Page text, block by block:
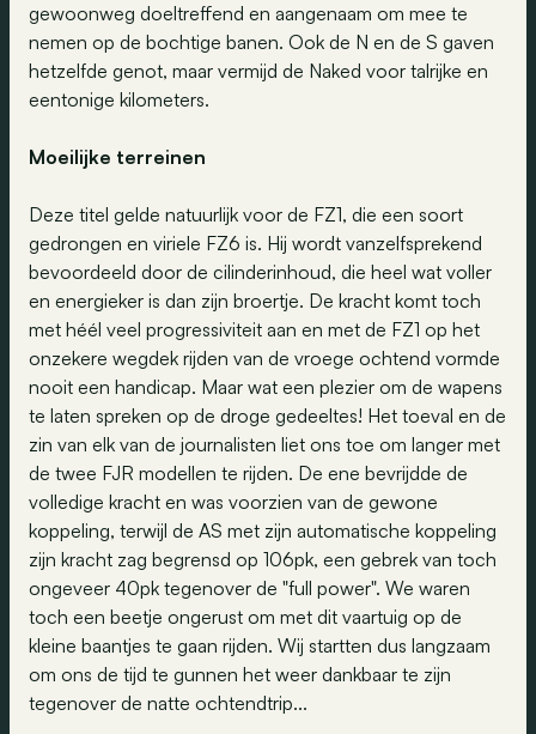
gewoonweg doeltreffend en aangenaam om mee te
nemen op de bochtige banen. Ook de N en de S gaven
hetzelfde genot, maar vermijd de Naked voor talrijke en
eentonige kilometers.
Moeilijke terreinen
Deze titel gelde natuurlijk voor de FZ1, die een soort
gedrongen en viriele FZ6 is. Hij wordt vanzelfsprekend
bevoordeeld door de cilinderinhoud, die heel wat voller
en energieker is dan zijn broertje. De kracht komt toch
met héél veel progressiviteit aan en met de FZ1 op het
onzekere wegdek rijden van de vroege ochtend vormde
nooit een handicap. Maar wat een plezier om de wapens
te laten spreken op de droge gedeeltes! Het toeval en de
zin van elk van de journalisten liet ons toe om langer met
de twee FJR modellen te rijden. De ene bevrijdde de
volledige kracht en was voorzien van de gewone
koppeling, terwijl de AS met zijn automatische koppeling
zijn kracht zag begrensd op 106pk, een gebrek van toch
ongeveer 40pk tegenover de "full power". We waren
toch een beetje ongerust om met dit vaartuig op de
kleine baantjes te gaan rijden. Wij startten dus langzaam
om ons de tijd te gunnen het weer dankbaar te zijn
tegenover de natte ochtendtrip...